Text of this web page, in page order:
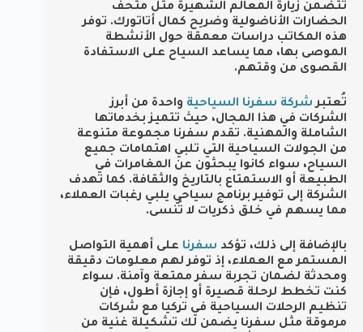
تتضمن زيارة المعالم الشهيرة مثل متحف
الحضارات الأناضولية وضريح كمال أتاتورك. توفر
هذه المكاتب دراسات معمقة حول الأنشطة
الموصى بها، مما يساعد السياح على الاستفادة
القصوى من وقتهم.
تُعتبرشركة سفرنا السياحية واحدة من أبرز
الشركات في هذا المجال، حيث تتميز بخدماتها
الشاملة والمهنية. تقدم سفرنا مجموعة متنوعة
من الجولات السياحية التي تلبي اهتمامات جميع
السياح، سواء كانوا يبحثون عن المغامرات في
الطبيعة أو الاستمتاع بالتاريخ والثقافة. كما تهدف
الشركة إلى توفير برنامج سياحي يلبي رغبات العملاء،
مما يسهم في خلق ذكريات لا تُنسى.
بالإضافة إلى ذلك، تؤكد سفرنا على أهمية التواصل
المستمر مع العملاء، إذ توفر لهم معلومات دقيقة
ومحدثة لضمان تجربة سفر ممتعة وآمنة. سواء
كنت تخطط لرحلة قصيرة أو إجازة أطول، فإن
تنظيم الرحلات السياحية في تركيا مع شركات
مرموقة مثل سفرنا يضمن لك تشكيلة غنية من